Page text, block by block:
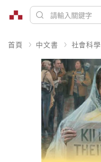
首頁 中文書 社會科學